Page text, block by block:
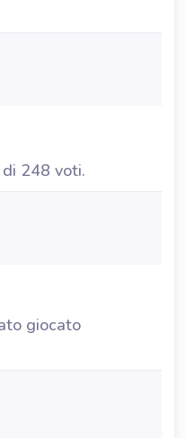
di 248 voti.
giocato